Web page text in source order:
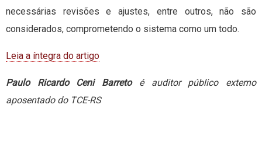
necessárias revisões e ajustes, entre outros, não são
considerados, comprometendo o sistema como um todo.
Leia a íntegra do artigo
Paulo Ricardo Ceni Barretoé auditor público externo
aposentado do TCE-RS